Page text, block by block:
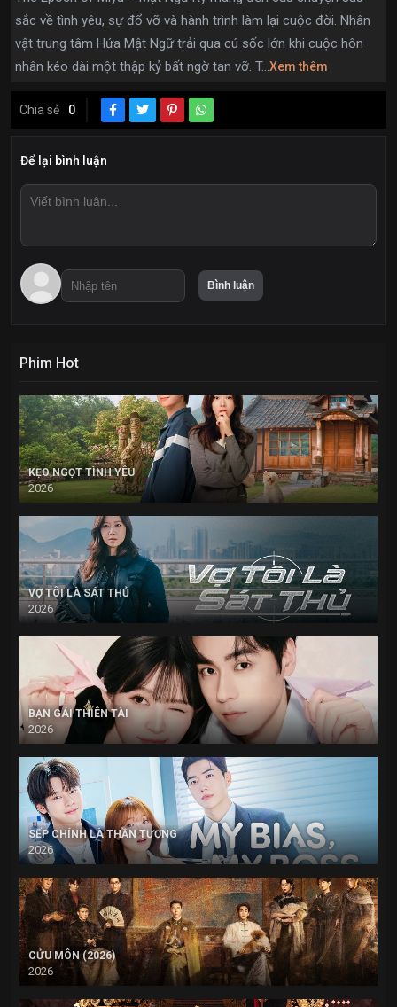
sắc về tình yêu, sự đổ vỡ và hành trình làm lại cuộc đời. Nhân
vật trung tâm Hứa Mật Ngữ trải qua cú sốc lớn khi cuộc hôn
nhân kéo dài một thập kỷ bất ngờ tan vỡ. T...Xem thêm
Chia sẻ 0
Để lại bình luận
Phim Hot
KẸO NGỌT TÌNH YÊU
2026
VỢ TÔI LÀ SÁT THỦ
2026
BẠN GÁI THIÊN TÀI
2026
SẾP CHÍNH LÀ THẦN TƯỢNG
2026
CỬU MÔN (2026)
2026